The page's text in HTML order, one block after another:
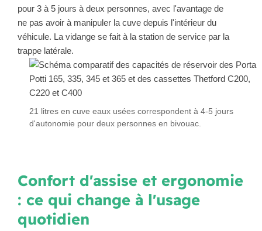
pour 3 à 5 jours à deux personnes, avec l'avantage de
ne pas avoir à manipuler la cuve depuis l'intérieur du
véhicule. La vidange se fait à la station de service par la
trappe latérale.
21 litres en cuve eaux usées correspondent à 4-5 jours
d'autonomie pour deux personnes en bivouac.
Confort d'assise et ergonomie
: ce qui change à l'usage
quotidien